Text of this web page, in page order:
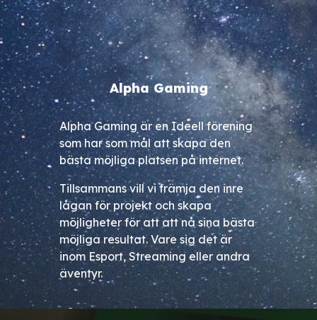
Alpha Gaming
Alpha Gaming är en Ideell förening
som har som mål att skapa den
bästa möjliga platsen på internet.
Tillsammans vill vi främja den inre
lågan för projekt och skapa
möjligheter för att att nå sina bästa
möjliga resultat. Vare sig det är
inom Esport, Streaming eller andra
äventyr.